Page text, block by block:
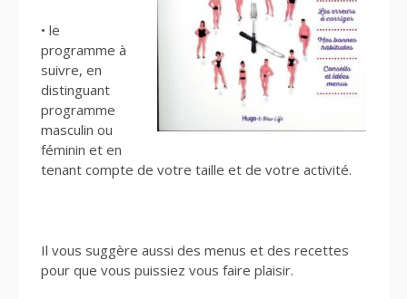
• le
programme à
suivre, en
distinguant
programme
masculin ou
féminin et en
tenant compte de votre taille et de votre activité.
Il vous suggère aussi des menus et des recettes
pour que vous puissiez vous faire plaisir.